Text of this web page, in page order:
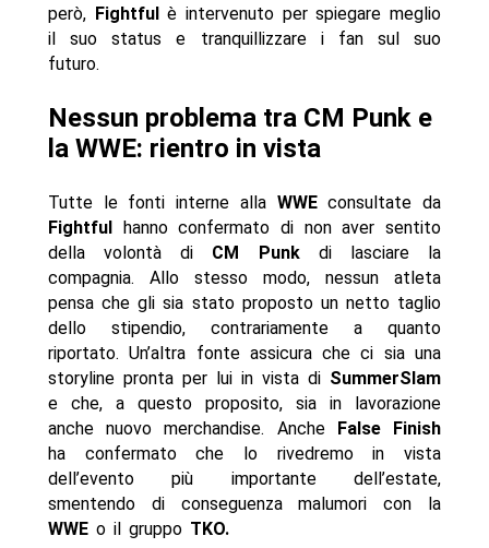
però, Fightfulè intervenuto per spiegare meglio
il suo status e tranquillizzare i fan sul suo
futuro.
Nessun problema tra CM Punk e
la WWE: rientro in vista
Tutte le fonti interne alla WWEconsultate da
Fightfulhanno confermato di non aver sentito
della volontà di CM Punkdi lasciare la
compagnia. Allo stesso modo, nessun atleta
pensa che gli sia stato proposto un netto taglio
dello stipendio, contrariamente a quanto
riportato. Un’altra fonte assicura che ci sia una
storyline pronta per lui in vista di SummerSlam
e che, a questo proposito, sia in lavorazione
anche nuovo merchandise. Anche False Finish
ha confermato che lo rivedremo in vista
dell’evento più importante dell’estate,
smentendo di conseguenza malumori con la
WWEo il gruppo TKO.